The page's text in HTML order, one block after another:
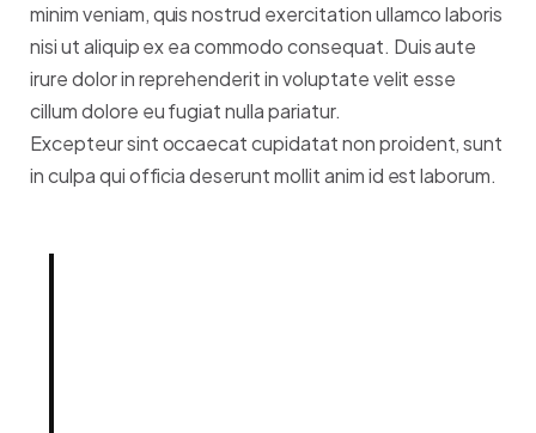
minim veniam, quis nostrud exercitation ullamco laboris
nisi ut aliquip ex ea commodo consequat. Duis aute
irure dolor in reprehenderit in voluptate velit esse
cillum dolore eu fugiat nulla pariatur.
Excepteur sint occaecat cupidatat non proident, sunt
in culpa qui officia deserunt mollit anim id est laborum.